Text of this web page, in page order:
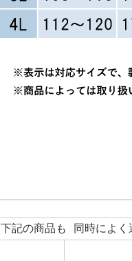
下記の商品も 同時によく